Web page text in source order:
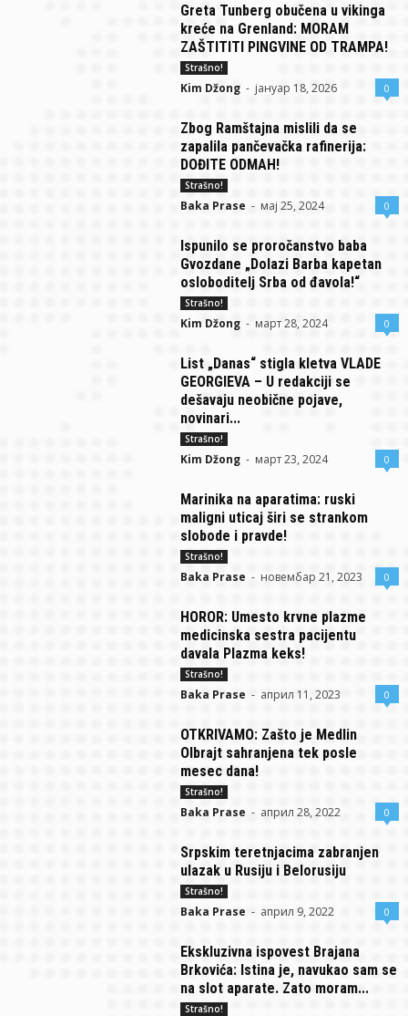
Greta Tunberg obučena u vikinga
kreće na Grenland: MORAM
ZAŠTITITI PINGVINE OD TRAMPA!
Strašno!
Kim Džong - јануар 18, 2026 0
Zbog Ramštajna mislili da se
zapalila pančevačka rafinerija:
DOĐITE ODMAH!
Strašno!
Baka Prase - мај 25, 2024 0
Ispunilo se proročanstvo baba
Gvozdane „Dolazi Barba kapetan
osloboditelj Srba od đavola!“
Strašno!
Kim Džong - март 28, 2024 0
List „Danas“ stigla kletva VLADE
GEORGIEVA – U redakciji se
dešavaju neobične pojave,
novinari...
Strašno!
Kim Džong - март 23, 2024 0
Marinika na aparatima: ruski
maligni uticaj širi se strankom
slobode i pravde!
Strašno!
Baka Prase - новембар 21, 2023 0
HOROR: Umesto krvne plazme
medicinska sestra pacijentu
davala Plazma keks!
Strašno!
Baka Prase - април 11, 2023 0
OTKRIVAMO: Zašto je Medlin
Olbrajt sahranjena tek posle
mesec dana!
Strašno!
Baka Prase - април 28, 2022 0
Srpskim teretnjacima zabranjen
ulazak u Rusiju i Belorusiju
Strašno!
Baka Prase - април 9, 2022 0
Ekskluzivna ispovest Brajana
Brkovića: Istina je, navukao sam se
na slot aparate. Zato moram...
Strašno!